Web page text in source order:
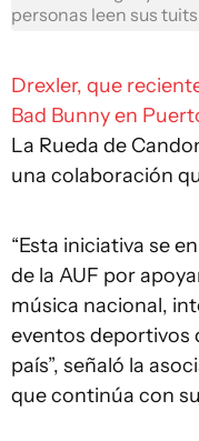
personas leen sus tuits
Drexler, que
Bad Bunny en
La Rueda de
una colaboración
“Esta iniciativa se
de la AUF por
música nacional,
eventos deportivos
país”, señaló la
que continúa con